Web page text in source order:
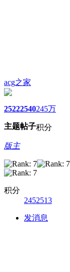
acg之家
2522
主题
2540
帖子
245万
积分
版主
积分
2452513
发消息